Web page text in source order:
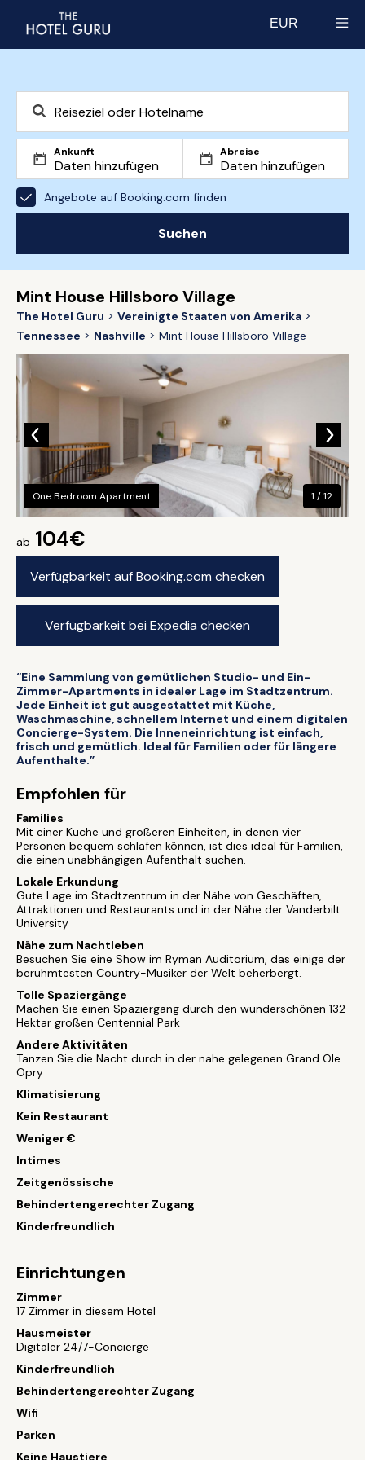
EUR
Ankunft Abreise
Angebote auf Booking.com finden
Suchen
Mint House Hillsboro Village
The Hotel Guru
Vereinigte Staaten von Amerika
Tennessee
Nashville Mint House Hillsboro Village
ab 104€
Verfügbarkeit auf Booking.com checken
Verfügbarkeit bei Expedia checken
One Bedroom Apartment 1 / 12
“Eine Sammlung von gemütlichen Studio- und Ein-
Zimmer-Apartments in idealer Lage im Stadtzentrum.
Jede Einheit ist gut ausgestattet mit Küche,
Waschmaschine, schnellem Internet und einem digitalen
Concierge-System. Die Inneneinrichtung ist einfach,
frisch und gemütlich. Ideal für Familien oder für längere
Aufenthalte.”
Empfohlen für
Families
Mit einer Küche und größeren Einheiten, in denen vier
Personen bequem schlafen können, ist dies ideal für Familien,
die einen unabhängigen Aufenthalt suchen.
Lokale Erkundung
Gute Lage im Stadtzentrum in der Nähe von Geschäften,
Attraktionen und Restaurants und in der Nähe der Vanderbilt
University
Nähe zum Nachtleben
Besuchen Sie eine Show im Ryman Auditorium, das einige der
berühmtesten Country-Musiker der Welt beherbergt.
Tolle Spaziergänge
Machen Sie einen Spaziergang durch den wunderschönen 132
Hektar großen Centennial Park
Andere Aktivitäten
Tanzen Sie die Nacht durch in der nahe gelegenen Grand Ole
Opry
Klimatisierung
Kein Restaurant
Weniger €
Intimes
Zeitgenössische
Behindertengerechter Zugang
Kinderfreundlich
Einrichtungen
Zimmer
17 Zimmer in diesem Hotel
Hausmeister
Digitaler 24/7-Concierge
Kinderfreundlich
Behindertengerechter Zugang
Wifi
Parken
Keine Haustiere